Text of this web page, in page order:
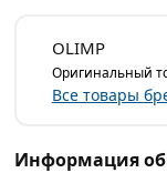
или самовывоза.
Условия
OLIMP
OLIMP
Оригинальный
Все товары
Информация об